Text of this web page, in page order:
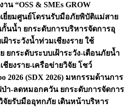
น “OSS & SMEs GROW
เยี่ยมศูนย์โดรนรับมือภัยพิบัติแม่สาย
นน้ำ ยกระดับการบริหารจัดการอุ
ฝ้าระวังน้ำท่วมเชียงราย ใช้
ยกระดับระบบเฝ้าระวัง-เตือนภัยน้ำ
ชียงราย-เครือข่ายวิจัย โชว์
2026 (SDX 2026) มหกรรมด้านการ
า-ลดหมอกควัน ยกระดับการจัดการ
จัยรับมืออุทกภัย เดินหน้าบริหาร